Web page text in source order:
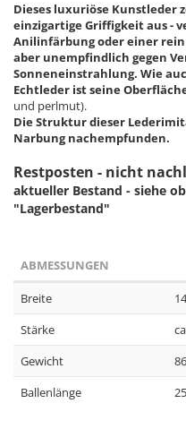
Dieses luxuriöse Kunstleder
einzigartige Griffigkeit aus -
Anilinfärbung oder einer
aber unempfindlich gegen
Sonneneinstrahlung. Wie
Echtleder ist seine
und perlmut).
Die Struktur dieser
Narbung nachempfunden.
Restposten - nicht
aktueller Bestand - siehe
"Lagerbestand"
ABMESSUNGEN
Breite
Stärke
Gewicht
Ballenlänge